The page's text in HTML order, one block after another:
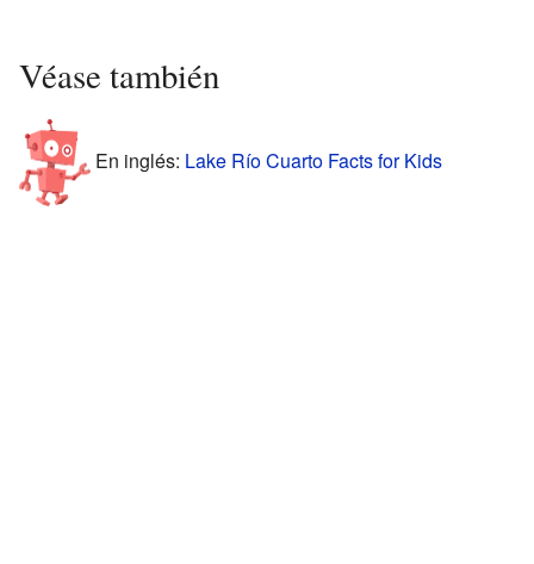
Véase también
En inglés: Lake Río Cuarto Facts for Kids